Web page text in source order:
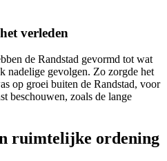
verleden
de Randstad gevormd tot wat
nadelige gevolgen. Zo zorgde het
op groei buiten de Randstad, voor
beschouwen, zoals de lange
ruimtelijke ordening